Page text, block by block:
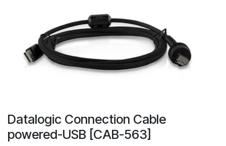
Datalogic Connection Cable
powered-USB [CAB-563]